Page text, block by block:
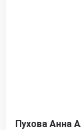
Пухова Анна